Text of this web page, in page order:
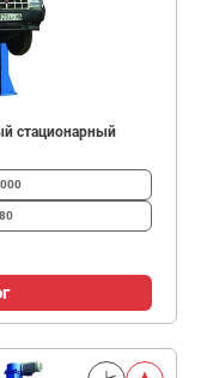
стационарный